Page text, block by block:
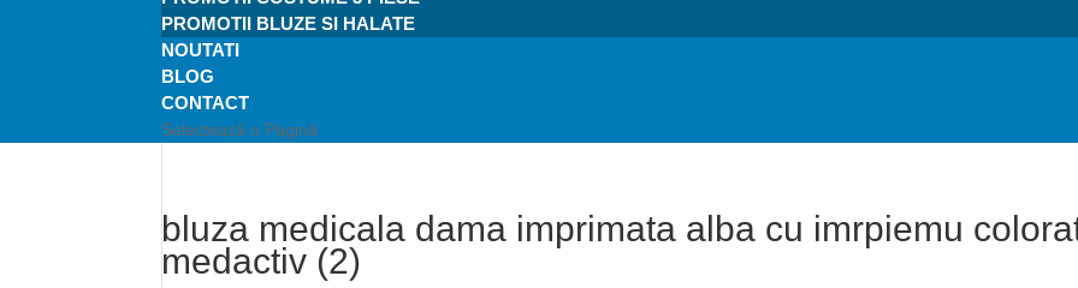
PROMOTII BLUZE SI HALATE
NOUTATI
BLOG
CONTACT
Selectează o Pagină
bluza medicala dama imprimata alba cu imrpiemu
medactiv (2)